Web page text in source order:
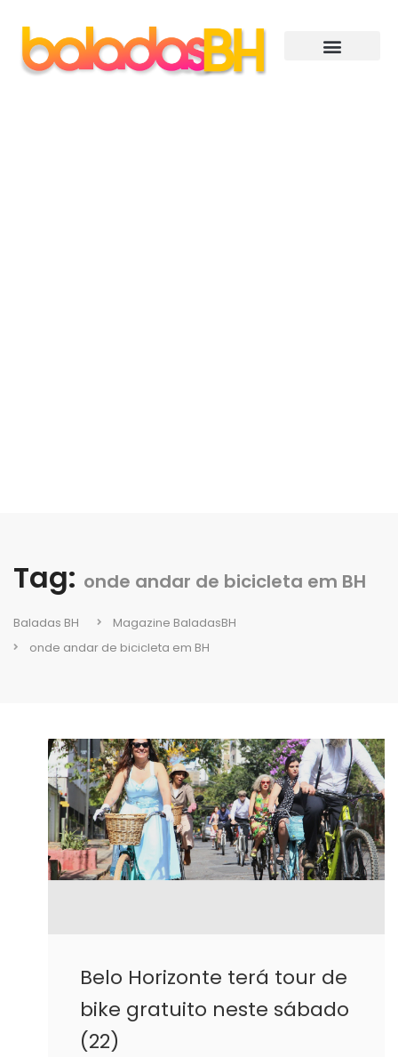
Tag: onde andar de bicicleta em BH
Baladas BH
Magazine BaladasBH
onde andar de bicicleta em BH
Belo Horizonte terá tour de
bike gratuito neste sábado
(22)